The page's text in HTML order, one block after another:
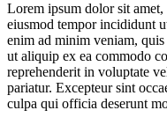
Lorem ipsum dolor sit
eiusmod tempor incididunt
enim ad minim veniam,
ut aliquip ex ea commodo
reprehenderit in voluptate
pariatur. Excepteur sint
culpa qui officia deserunt